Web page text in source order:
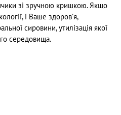
зі зручною кришкою. Якщо
і Ваше здоров’я,
сировини, утилізація якої
середовища.